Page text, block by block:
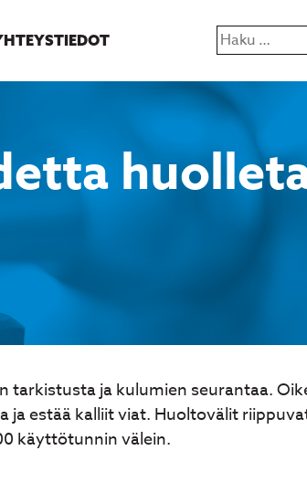
Haku:
tarkistusta ja kulumien seurantaa.
ja estää kalliit viat. Huoltovälit
käyttötunnin välein.